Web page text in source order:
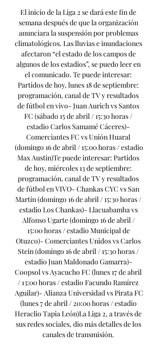
El inicio de la Liga 2 se dará este fin de
semana después de que la organización
anunciara la suspensión por problemas
climatológicos. Las lluvias e inundaciones
afectaron “el estado de los campos de
algunos de los estadios”, se puedo leer en
el comunicado. Te puede interesar:
Partidos de hoy, lunes 18 de septiembre:
programación, canal de TV y resultados
de fútbol en vivo- Juan Aurich vs Santos
FC (sábado 15 de abril / 15:30 horas /
estadio Carlos Samamé Cáceres)-
Comerciantes FC vs Unión Huaral
(domingo 16 de abril / 15:00 horas / estadio
Max Austin)Te puede interesar: Partidos
de hoy, miércoles 13 de septiembre:
programación, canal de TV y resultados
de fútbol en VIVO- Chankas CYC vs San
Martín (domingo 16 de abril / 15:30 horas /
estadio Los Chankas)- Llacuabamba vs
Alfonso Ugarte (domingo 16 de abril /
15:00 horas / estadio Municipal de
Otuzco)- Comerciantes Unidos vs Carlos
Stein (domingo 16 de abril / 15:30 horas /
estadio Juan Maldonado Gamarra)-
Coopsol vs Ayacucho FC (lunes 17 de abril
/ 13:00 horas / estadio Facundo Ramírez
Aguilar)- Alianza Universidad vs Pirata FC
(lunes 7 de abril / 20:00 horas / estadio
Heraclio Tapia León)La Liga 2, a través de
sus redes sociales, dio más detalles de los
canales de transmisión.